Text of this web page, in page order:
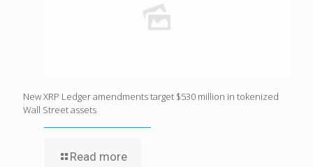
New XRP Ledger amendments target $530 million in tokenized
Wall Street assets
Read more